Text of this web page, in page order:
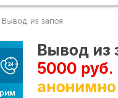
Вывод из запоя
Вывод из
5000 руб.
анонимно